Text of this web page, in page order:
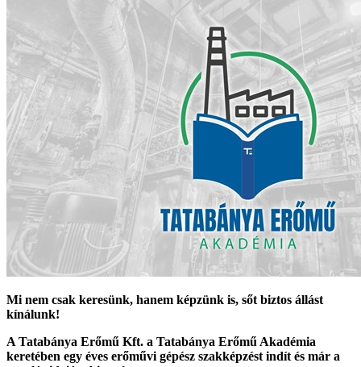
Mi nem csak keresünk, hanem képzünk is, sőt biztos állást
kínálunk!
A Tatabánya Erőmű Kft. a Tatabánya Erőmű Akadémia
keretében egy éves erőművi gépész szakképzést indít és már a